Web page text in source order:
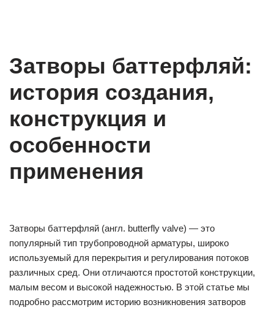
Затворы баттерфляй:
история создания,
конструкция и
особенности
применения
Затворы баттерфляй (англ. butterfly valve) — это
популярный тип трубопроводной арматуры, широко
используемый для перекрытия и регулирования потоков
различных сред. Они отличаются простотой конструкции,
малым весом и высокой надежностью. В этой статье мы
подробно рассмотрим историю возникновения затворов